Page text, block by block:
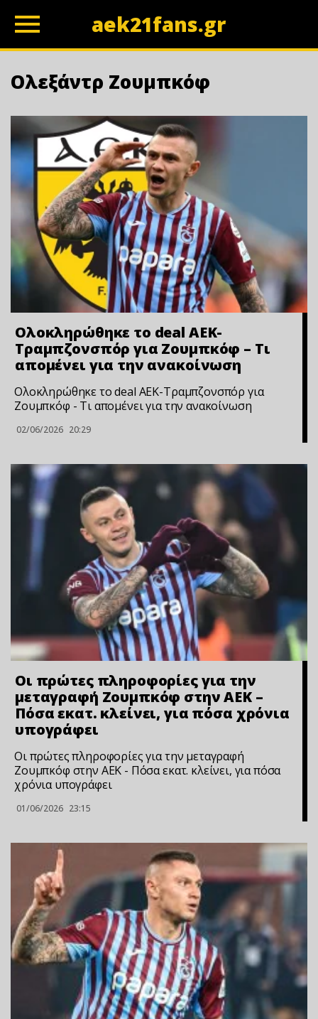
aek21fans.gr
Ολεξάντρ Ζουμπκόφ
Ολοκληρώθηκε το deal ΑΕΚ-
Τραμπζονσπόρ για Ζουμπκόφ – Τι
απομένει για την ανακοίνωση
Ολοκληρώθηκε το deal ΑΕΚ-Τραμπζονσπόρ για
Ζουμπκόφ - Τι απομένει για την ανακοίνωση
02/06/2026 20:29
Οι πρώτες πληροφορίες για την
μεταγραφή Ζουμπκόφ στην ΑΕΚ –
Πόσα εκατ. κλείνει, για πόσα χρόνια
υπογράφει
Οι πρώτες πληροφορίες για την μεταγραφή
Ζουμπκόφ στην ΑΕΚ - Πόσα εκατ. κλείνει, για πόσα
χρόνια υπογράφει
01/06/2026 23:15